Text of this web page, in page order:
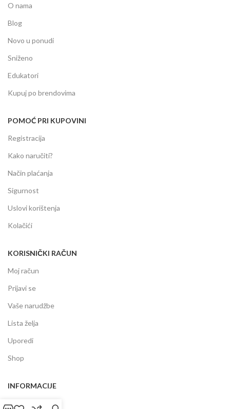
O nama
Blog
Novo u ponudi
Sniženo
Edukatori
Kupuj po brendovima
POMOĆ PRI KUPOVINI
Registracija
Kako naručiti?
Način plaćanja
Sigurnost
Uslovi korištenja
Kolačići
KORISNIČKI RAČUN
Moj račun
Prijavi se
Vaše narudžbe
Lista želja
Uporedi
Shop
INFORMACIJE
Prodajni centar